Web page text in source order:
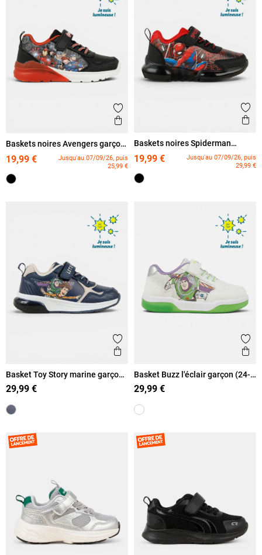
Ajouter aux favoris
Aperçu rapide
Baskets noires Avengers garçon
19,99 €
Jusqu'au 07/09/26, puis
25,99 €
Baskets noires Spiderman
19,99 €
Jusqu'au 07/09/26, puis
29,99 €
Ajouter aux favoris
Aperçu rapide
Basket Toy Story marine garçon
(24-30)
29,99 €
Basket Buzz l'éclair garçon (24-
30)
29,99 €